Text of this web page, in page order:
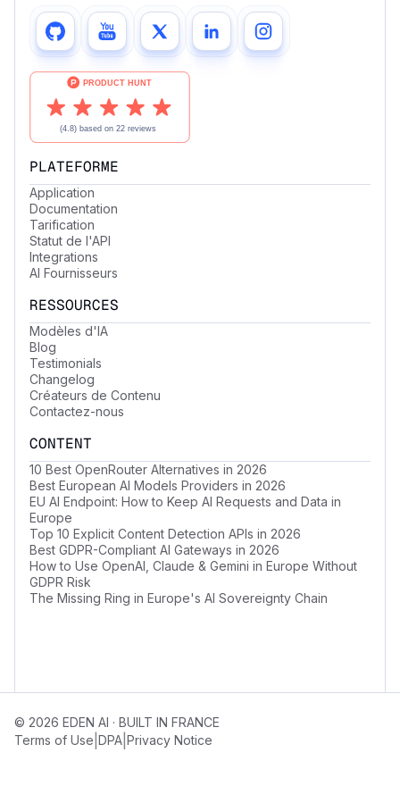
PLATEFORME
Application
Documentation
Tarification
Statut de l'API
Integrations
AI Fournisseurs
RESSOURCES
Modèles d'IA
Blog
Testimonials
Changelog
Créateurs de Contenu
Contactez-nous
CONTENT
10 Best OpenRouter Alternatives in 2026
Best European AI Models Providers in 2026
EU AI Endpoint: How to Keep AI Requests and Data in
Europe
Top 10 Explicit Content Detection APIs in 2026
Best GDPR-Compliant AI Gateways in 2026
How to Use OpenAI, Claude & Gemini in Europe Without
GDPR Risk
The Missing Ring in Europe's AI Sovereignty Chain
© 2026 EDEN AI · BUILT IN FRANCE
Terms of Use DPA Privacy Notice